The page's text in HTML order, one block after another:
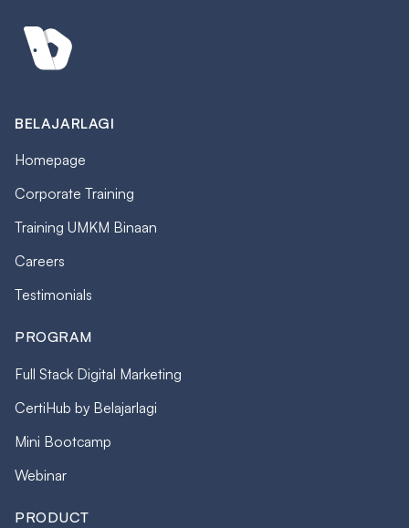
BELAJARLAGI
Homepage
Corporate Training
Training UMKM Binaan
Careers
Testimonials
PROGRAM
Full Stack Digital Marketing
CertiHub by Belajarlagi
Mini Bootcamp
Webinar
PRODUCT